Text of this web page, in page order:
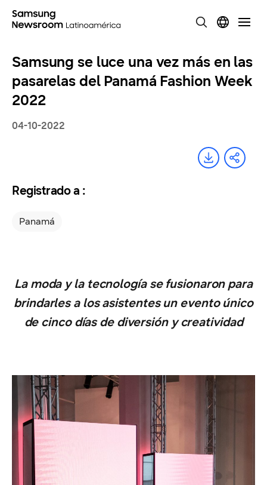
Samsung se luce una vez más en las
pasarelas del Panamá Fashion Week
2022
04-10-2022
Registrado a :
Panamá
La moda y la tecnología se fusionaron para
brindarles a los asistentes un evento único
de cinco días de diversión y creatividad